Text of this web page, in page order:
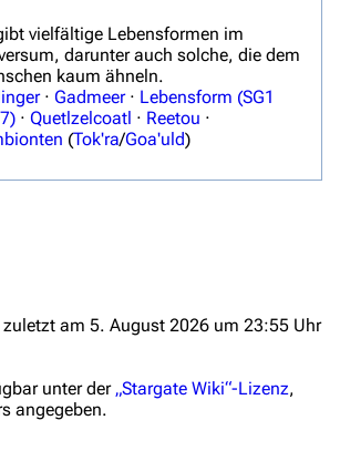
Änderungen
vielfältige Lebensformen im
darunter auch solche, die dem
kaum ähneln.
· Gadmeer· Lebensform (SG1
· Quetlzelcoatl · Reetou ·
(Tok'ra/Goa'uld)
zuletzt am 5. August 2026 um 23:55 Uhr
unter der „Stargate Wiki“-Lizenz,
angegeben.